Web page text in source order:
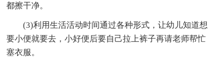
都擦干净。
(3)利用生活活动时间通过各种形式，让幼儿知道想
要小便就要去，小好便后要自己拉上裤子再请老师帮忙
塞衣服。